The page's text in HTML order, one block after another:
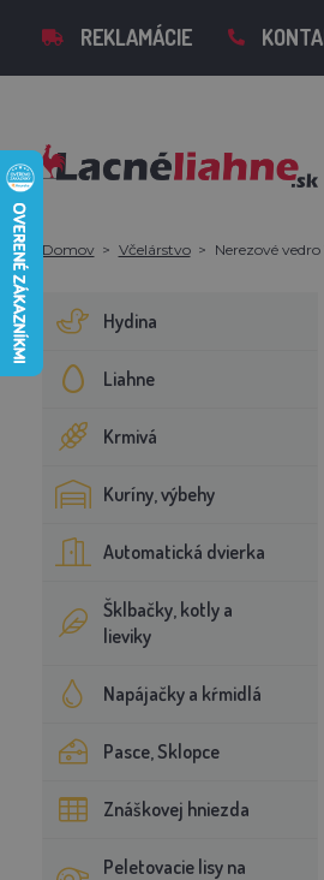
REKLAMÁCIE
Domov Včelárstvo Nerezové vedro
Hydina
Liahne
Krmivá
Kuríny, výbehy
Automatická dvierka
Šklbačky, kotly a
lieviky
Napájačky a kŕmidlá
Pasce, Sklopce
Znáškovej hniezda
Peletovacie lisy na